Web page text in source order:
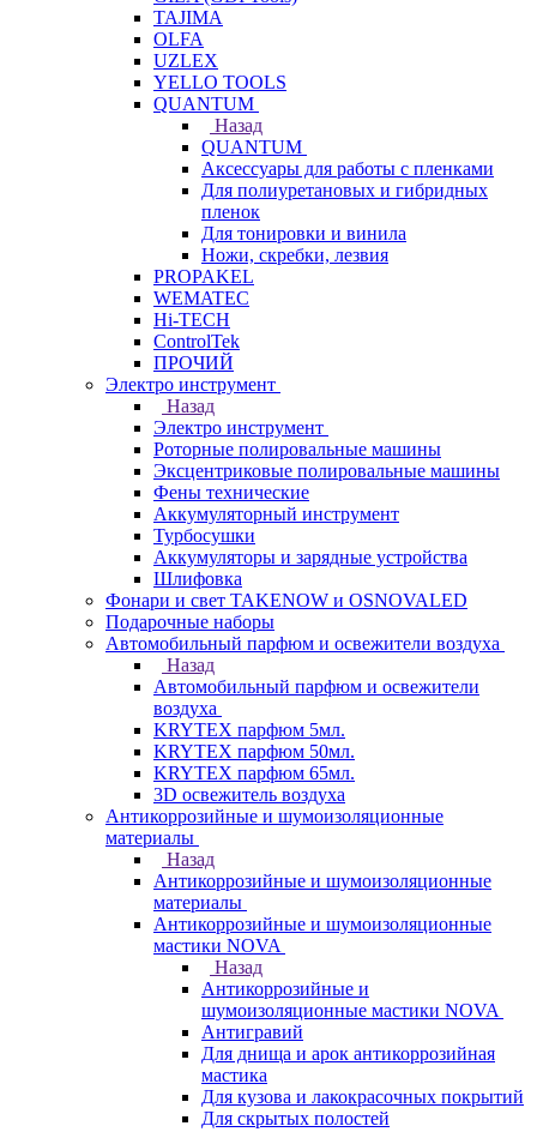
TAJIMA
OLFA
UZLEX
YELLO TOOLS
QUANTUM
Назад
QUANTUM
Аксессуары для работы с пленками
Для полиуретановых и гибридных
пленок
Для тонировки и винила
Ножи, скребки, лезвия
PROPAKEL
WEMATEC
Hi-TECH
ControlTek
ПРОЧИЙ
Электро инструмент
Назад
Электро инструмент
Роторные полировальные машины
Эксцентриковые полировальные машины
Фены технические
Аккумуляторный инструмент
Турбосушки
Аккумуляторы и зарядные устройства
Шлифовка
Фонари и свет TAKENOW и OSNOVALED
Подарочные наборы
Автомобильный парфюм и освежители воздуха
Назад
Автомобильный парфюм и освежители
воздуха
KRYTEX парфюм 5мл.
KRYTEX парфюм 50мл.
KRYTEX парфюм 65мл.
3D освежитель воздуха
Антикоррозийные и шумоизоляционные
материалы
Назад
Антикоррозийные и шумоизоляционные
материалы
Антикоррозийные и шумоизоляционные
мастики NOVA
Назад
Антикоррозийные и
шумоизоляционные мастики NOVA
Антигравий
Для днища и арок антикоррозийная
мастика
Для кузова и лакокрасочных покрытий
Для скрытых полостей